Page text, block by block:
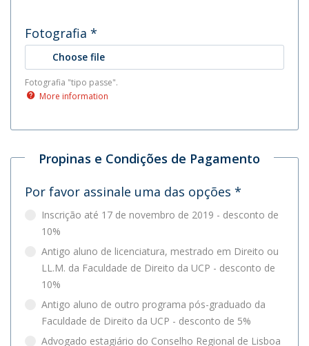
Fotografia *
Choose file
Fotografia "tipo passe".
More information
Propinas e Condições de Pagamento
Por favor assinale uma das opções *
Inscrição até 17 de novembro de 2019 - desconto de
10%
Antigo aluno de licenciatura, mestrado em Direito ou
LL.M. da Faculdade de Direito da UCP - desconto de
10%
Antigo aluno de outro programa pós-graduado da
Faculdade de Direito da UCP - desconto de 5%
Advogado estagiário do Conselho Regional de Lisboa